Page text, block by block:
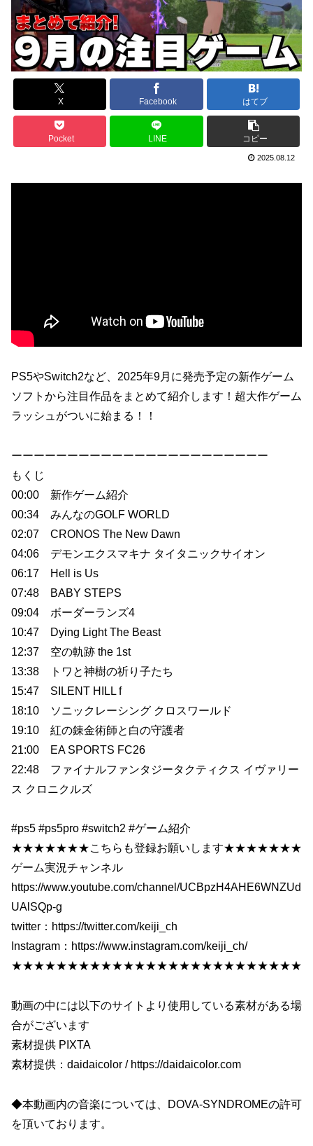
X Facebook はてブ
Pocket LINE コピー
2025.08.12
PS5やSwitch2など、2025年9月に発売予定の新作ゲーム
ソフトから注目作品をまとめて紹介します！超大作ゲーム
ラッシュがついに始まる！！
ーーーーーーーーーーーーーーーーーーーーーーー
もくじ
00:00 新作ゲーム紹介
00:34 みんなのGOLF WORLD
02:07 CRONOS The New Dawn
04:06 デモンエクスマキナ タイタニックサイオン
06:17 Hell is Us
07:48 BABY STEPS
09:04 ボーダーランズ4
10:47 Dying Light The Beast
12:37 空の軌跡 the 1st
13:38 トワと神樹の祈り子たち
15:47 SILENT HILL f
18:10 ソニックレーシング クロスワールド
19:10 紅の錬金術師と白の守護者
21:00 EA SPORTS FC26
22:48 ファイナルファンタジータクティクス イヴァリー
ス クロニクルズ
#ps5 #ps5pro #switch2 #ゲーム紹介
★★★★★★★こちらも登録お願いします★★★★★★★
ゲーム実況チャンネル
https://www.youtube.com/channel/UCBpzH4AHE6WNZUd
UAlSQp-g
twitter：https://twitter.com/keiji_ch
Instagram：https://www.instagram.com/keiji_ch/
★★★★★★★★★★★★★★★★★★★★★★★★★★
動画の中には以下のサイトより使用している素材がある場
合がございます
素材提供 PIXTA
素材提供：daidaicolor / https://daidaicolor.com
◆本動画内の音楽については、DOVA-SYNDROMEの許可
を頂いております。